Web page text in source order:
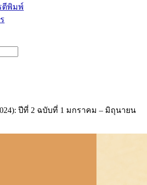
ตีพิมพ์
ปีที่ 2 ฉบับที่ 1 มกราคม – มิถุนายน